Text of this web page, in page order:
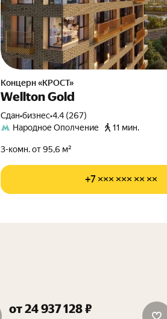
Концерн «КРОСТ»
Wellton Gold
Сдан•бизнес•4.4 (267)
Народное Ополчение
11 мин.
3-комн. от 95,6 м²
+7 ××× ××× ×× ××
15 м² в подарок
от 24 937 128 ₽